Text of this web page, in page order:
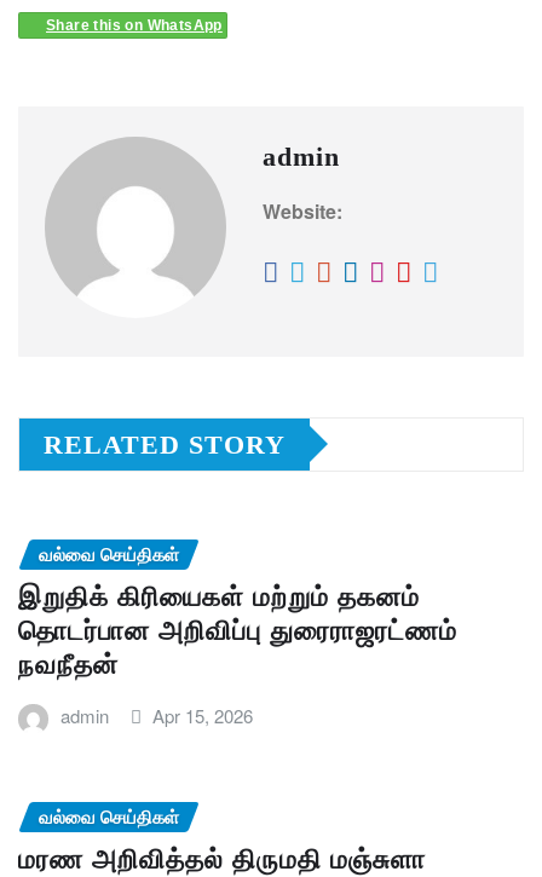
Share this on WhatsApp
admin
Website:
RELATED STORY
வல்வை செய்திகள்
இறுதிக் கிரியைகள் மற்றும் தகனம்
தொடர்பான அறிவிப்பு துரைராஜரட்ணம்
நவநீதன்
admin Apr 15, 2026
வல்வை செய்திகள்
மரண அறிவித்தல் திருமதி மஞ்சுளா